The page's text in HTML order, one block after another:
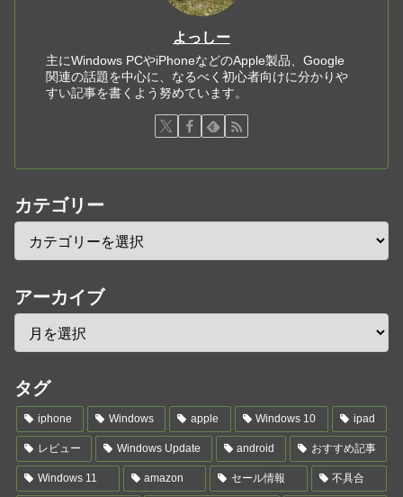
よっしー
主にWindows PCやiPhoneなどのApple製品、Google
関連の話題を中心に、なるべく初心者向けに分かりや
すい記事を書くよう努めています。
カテゴリー
アーカイブ
タグ
iphone Windows apple Windows 10 ipad
レビュー Windows Update android おすすめ記事
Windows 11 amazon セール情報 不具合